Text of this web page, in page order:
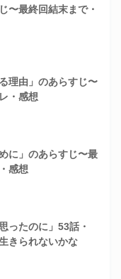
〜最終回結末まで・
理由」のあらすじ〜
・感想
に」のあらすじ〜最
感想
ったのに」53話・
きられないかな